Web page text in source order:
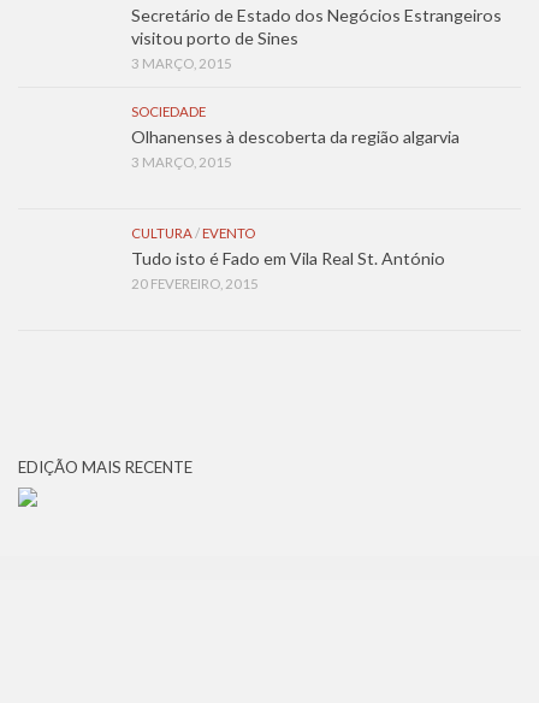
Secretário de Estado dos Negócios Estrangeiros
visitou porto de Sines
3 MARÇO, 2015
SOCIEDADE
Olhanenses à descoberta da região algarvia
3 MARÇO, 2015
CULTURA/ EVENTO
Tudo isto é Fado em Vila Real St. António
20 FEVEREIRO, 2015
EDIÇÃO MAIS RECENTE